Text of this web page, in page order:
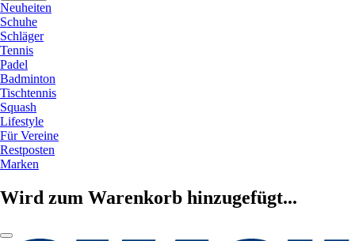
Neuheiten
Schuhe
Schläger
Tennis
Padel
Badminton
Tischtennis
Squash
Lifestyle
Für Vereine
Restposten
Marken
Wird zum Warenkorb hinzugefügt...